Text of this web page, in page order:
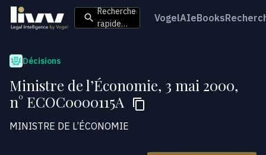
Recherche
rapide…
VogelAIeBooks
Décisions
Ministre de l’Économie, 3 mai 2000,
n° ECOC0000115A
MINISTRE DE L’ÉCONOMIE